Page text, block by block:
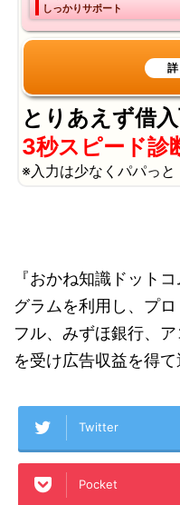
しっかりサポート
とりあえず借
3秒スピード診
※入力は少なくパパっと
『おかね知識ドット
グラムを利用し、プ
フル、みずほ銀行、
を受け広告収益を得て
Twitter
Pocket